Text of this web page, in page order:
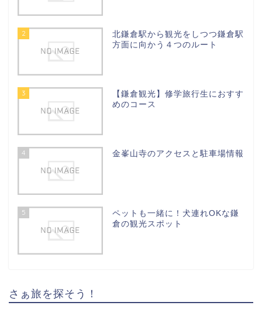
2
北鎌倉駅から観光をしつつ鎌倉駅
方面に向かう４つのルート
3
【鎌倉観光】修学旅行生におすす
めのコース
4 金峯山寺のアクセスと駐車場情報
5
ペットも一緒に！犬連れOKな鎌
倉の観光スポット
さぁ旅を探そう！